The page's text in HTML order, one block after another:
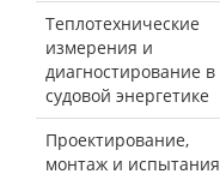
Теплотехнические
измерения и
диагностирование в
судовой энергетике
Проектирование,
монтаж и испытания